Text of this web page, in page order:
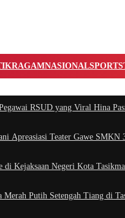
RAGAMNASIONALSPORTS
RSUD yang Viral Hina
Apreasiasi Teater Gawe
di Kejaksaan Negeri Kota
Merah Putih Setengah Tiang di